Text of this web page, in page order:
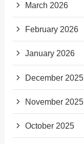
March 2026
February 2026
January 2026
December 2025
November 2025
October 2025